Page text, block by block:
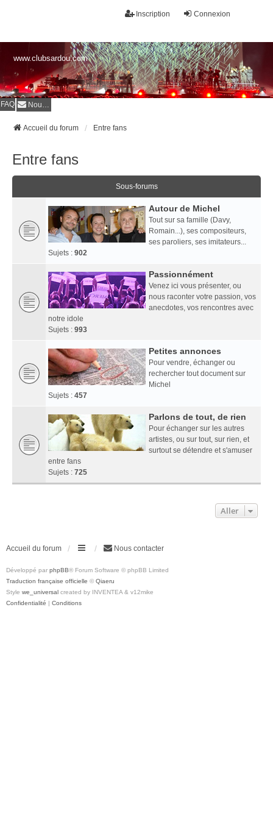
Connexion
Inscription
www.clubsardou.com
FAQ Nous contacter
Accueil du forum Entre fans
Entre fans
Sous-forums
Autour de Michel
Tout sur sa famille (Davy,
Romain...), ses compositeurs,
ses paroliers, ses imitateurs...
Sujets : 902
Passionnément
Venez ici vous présenter, ou
nous raconter votre passion, vos
anecdotes, vos rencontres avec
notre idole
Sujets : 993
Petites annonces
Pour vendre, échanger ou
rechercher tout document sur
Michel
Sujets : 457
Parlons de tout, de rien
Pour échanger sur les autres
artistes, ou sur tout, sur rien, et
surtout se détendre et s'amuser
entre fans
Sujets : 725
Aller
Accueil du forum Nous contacter
Développé par phpBB® Forum Software © phpBB Limited
Traduction française officielle © Qiaeru
Style we_universal created by INVENTEA & v12mike
Confidentialité | Conditions